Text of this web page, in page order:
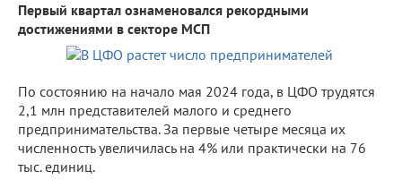
Первый квартал ознаменовался рекордными
достижениями в секторе МСП
По состоянию на начало мая 2024 года, в ЦФО трудятся
2,1 млн представителей малого и среднего
предпринимательства. За первые четыре месяца их
численность увеличилась на 4% или практически на 76
тыс. единиц.